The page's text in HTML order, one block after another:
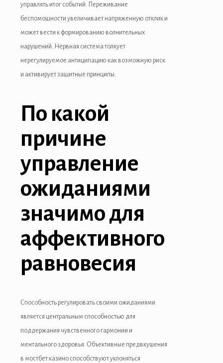
управлять итог событий. Переживание
беспомощности увеличивает напряженную отклик и
может вести к формированию волнительных
нарушений. Нервная система толкует
нерегулируемое антиципацию как возможную риск
и активирует защитные принципы.
По какой
причине
управление
ожиданиями
значимо для
аффективного
равновесия
Способность регулировать своими ожиданиями
является центральным способностью для
поддержания чувственного гармонии и
ментального здоровья. Объективные предвкушения
в мостбет казино способствуют уклоняться